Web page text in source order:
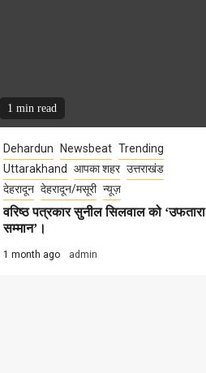
1 min read
Dehardun Newsbeat Trending
Uttarakhand
आपका शहर उत्तराखंड
देहरादून देहरादून/मसूरी न्यूज़
वरिष्ठ पत्रकार सुनील सिलवाल को ‘उफतारा
सम्मान’।
1 month ago admin